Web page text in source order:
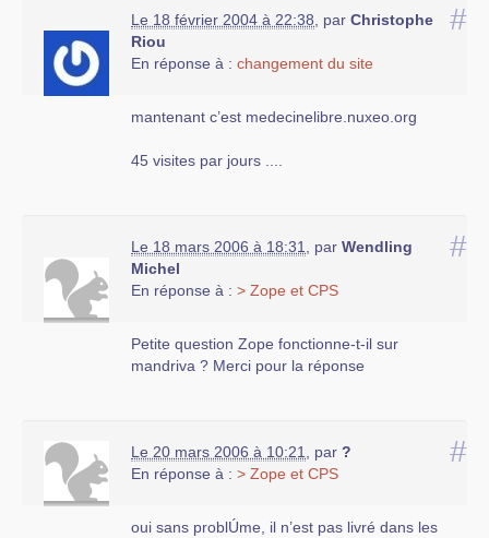
#
Le 18 février 2004 à 22:38 par Christophe
Riou
En réponse à : changement du site
mantenant c’est medecinelibre.nuxeo.org
45 visites par jours ....
#
Le 18 mars 2006 à 18:31 par Wendling
Michel
En réponse à : > Zope et CPS
Petite question Zope fonctionne-t-il sur
mandriva ? Merci pour la réponse
#
Le 20 mars 2006 à 10:21 par ?
En réponse à : > Zope et CPS
oui sans problÚme, il n’est pas livré dans les